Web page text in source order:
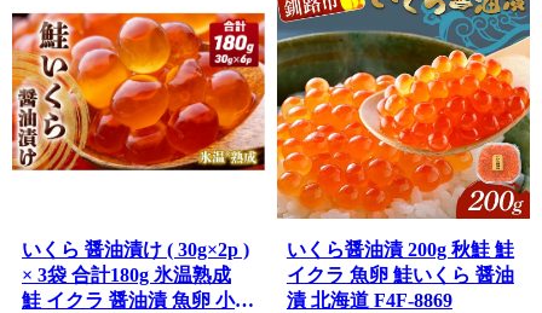
いくら 醤油漬け ( 30g×2p )
× 3袋 合計180g 氷温熟成
鮭 イクラ 醤油漬 魚卵 小分
いくら醤油漬 200g 秋鮭 鮭
イクラ 魚卵 鮭いくら 醤油
漬 北海道 F4F-8869